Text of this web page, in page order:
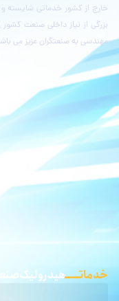
خارج از کشور خدماتی شایسته و
بزرگی از نیاز داخلی صنعت کشور
مهندسی به صنعتگران عزیز می
خدماتـــــهیدرولیک